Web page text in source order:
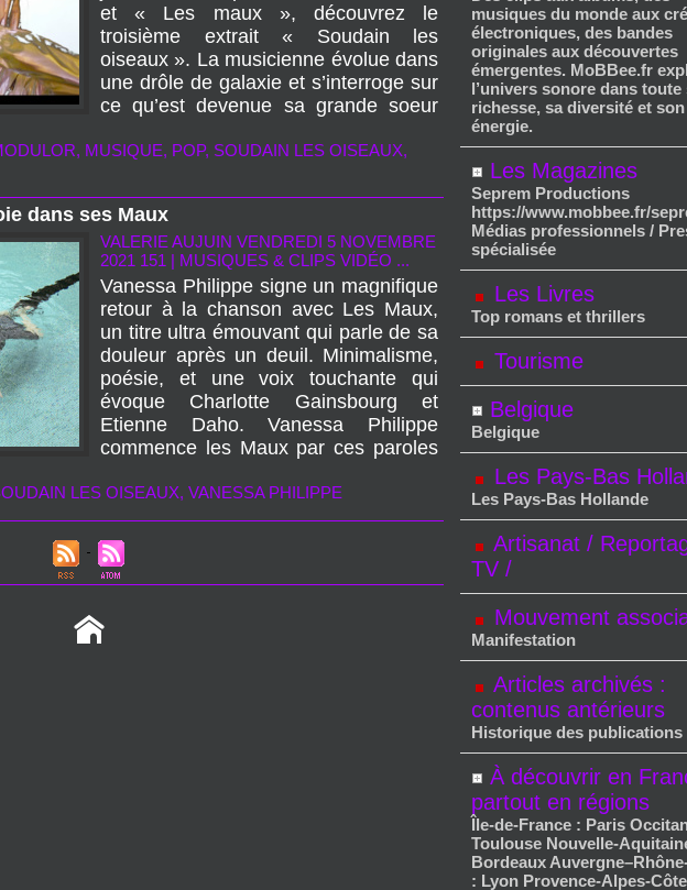
et « Les maux », découvrez le
troisième extrait « Soudain les
oiseaux ». La musicienne évolue dans
une drôle de galaxie et s’interroge sur
ce qu’est devenue sa grande soeur
, MUSIQUE, POP, SOUDAIN LES OISEAUX,
dans ses Maux
VALERIE AUJUIN VENDREDI 5 NOVEMBRE
2021 151 | MUSIQUES & CLIPS VIDÉO ...
Vanessa Philippe signe un magnifique
retour à la chanson avec Les Maux,
un titre ultra émouvant qui parle de sa
douleur après un deuil. Minimalisme,
poésie, et une voix touchante qui
évoque Charlotte Gainsbourg et
Etienne Daho. Vanessa Philippe
commence les Maux par ces paroles
LES OISEAUX, VANESSA PHILIPPE
musiques du monde aux
électroniques, des bandes
originales aux découvertes
émergentes. MoBBee.fr
l’univers sonore dans toute
richesse, sa diversité et son
énergie.
Les Magazines
Seprem Productions
https://www.mobbee.fr/
Médias professionnels /
spécialisée
Les Livres
Top romans et thrillers
Tourisme
Belgique
Belgique
Les Pays-Bas
Les Pays-Bas Hollande
Artisanat /
TV /
Mouvement
Manifestation
Articles archivés :
contenus antérieurs
Historique des publications
À découvrir en
partout en régions
Île-de-France : Paris
Toulouse Nouvelle-
Bordeaux
: Lyon Provence-Alpes-Côte